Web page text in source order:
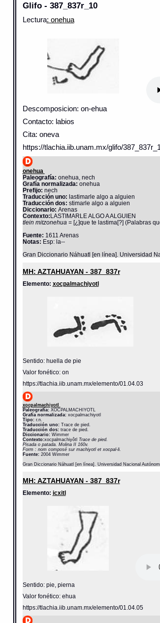
Glifo - 387_837r_10
Lectura: onehua
Descomposicion: on-ehua
Contacto: labios
Cita: oneva
https://tlachia.iib.unam.mx/glifo/
onehua
Paleografía: onehua, nech
Grafía normalizada: onehua
Prefijo: nech
Traducción uno: lastimarle algo a alguien
Traducción dos: stimarle algo a alguien
Diccionario: Arenas
Contexto:LASTIMARLE ALGO A ALGUIEN
tlein mitzonehua = [¿]que te lastima[?] (Palabras
Fuente: 1611 Arenas
Notas: Esp: la--
Gran Diccionario Náhuatl [en línea]. Universidad
MH: AZTAHUAYAN - 387_837r
Elemento: xocpalmachiyotl
Sentido: huella de pie
Valor fonético: on
https://tlachia.iib.unam.mx/elemento/01.04.03
xocpalmachiyotl
Paleografía:XOCPALMACHIYOTL
Grafía normalizada:xocpalmachiyotl
Tipo:r.n.
Traducción uno:Trace de pied.
Traducción dos:trace de pied.
Diccionario: Wimmer
Contexto:xocpalmachiyôtl Trace de pied.
Pisada o patada. Molina II 160v.
Form : nom composé sur machiyotl et xocpal-li.
Fuente:2004 Wimmer
Gran Diccionario Náhuatl [en línea]. Universidad Nacional
MH: AZTAHUAYAN - 387_837r
Elemento: icxitl
Sentido: pie, pierna
Valor fonético: ehua
https://tlachia.iib.unam.mx/elemento/01.04.05